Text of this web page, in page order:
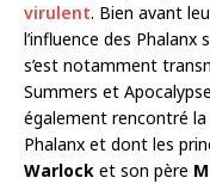
virulent. Bien avant
l’influence des Phalanx
s’est notamment
Summers et
également rencontré la
Phalanx et dont les
Warlock et son père